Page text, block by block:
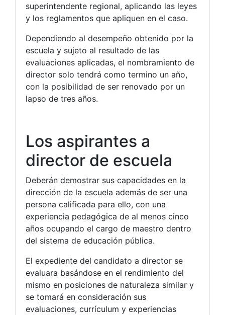
superintendente regional, aplicando las leyes
y los reglamentos que apliquen en el caso.
Dependiendo al desempeño obtenido por la
escuela y sujeto al resultado de las
evaluaciones aplicadas, el nombramiento de
director solo tendrá como termino un año,
con la posibilidad de ser renovado por un
lapso de tres años.
Los aspirantes a
director de escuela
Deberán demostrar sus capacidades en la
dirección de la escuela además de ser una
persona calificada para ello, con una
experiencia pedagógica de al menos cinco
años ocupando el cargo de maestro dentro
del sistema de educación pública.
El expediente del candidato a director se
evaluara basándose en el rendimiento del
mismo en posiciones de naturaleza similar y
se tomará en consideración sus
evaluaciones, currículum y experiencias